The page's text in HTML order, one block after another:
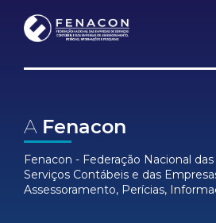
A Fenacon
Fenacon - Federação Nacional
Serviços Contábeis e das
Assessoramento, Perícias,